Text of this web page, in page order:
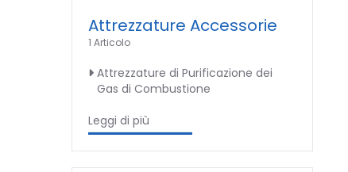
Attrezzature Accessorie
1 Articolo
Attrezzature di Purificazione dei
Gas di Combustione
Leggi di più